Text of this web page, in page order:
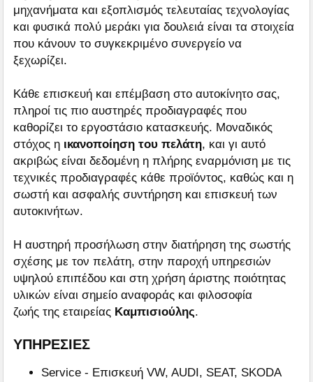
μηχανήματα και εξοπλισμός τελευταίας τεχνολογίας
και φυσικά πολύ μεράκι για δουλειά είναι τα στοιχεία
που κάνουν το συγκεκριμένο συνεργείο να
ξεχωρίζει.
Κάθε επισκευή και επέμβαση στο αυτοκίνητο σας,
πληροί τις πιο αυστηρές προδιαγραφές που
καθορίζει το εργοστάσιο κατασκευής. Μοναδικός
στόχος η ικανοποίηση του πελάτη, και γι αυτό
ακριβώς είναι δεδομένη η πλήρης εναρμόνιση με τις
τεχνικές προδιαγραφές κάθε προϊόντος, καθώς και η
σωστή και ασφαλής συντήρηση και επισκευή των
αυτοκινήτων.
Η αυστηρή προσήλωση στην διατήρηση της σωστής
σχέσης με τον πελάτη, στην παροχή υπηρεσιών
υψηλού επιπέδου και στη χρήση άριστης ποιότητας
υλικών είναι σημείο αναφοράς και φιλοσοφία
ζωής της εταιρείας Καμπισιούλης.
ΥΠΗΡΕΣΙΕΣ
Service - Επισκευή VW, AUDI, SEAT, SKODA